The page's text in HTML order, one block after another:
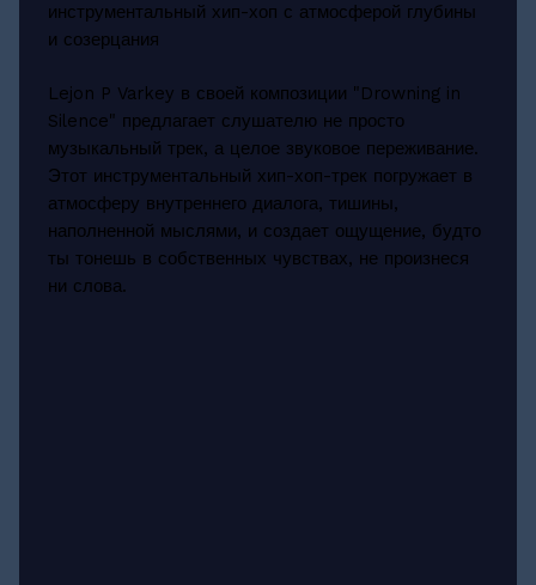
инструментальный хип-хоп с атмосферой глубины
и созерцания
Lejon P Varkey в своей композиции "Drowning in
Silence" предлагает слушателю не просто
музыкальный трек, а целое звуковое переживание.
Этот инструментальный хип-хоп-трек погружает в
атмосферу внутреннего диалога, тишины,
наполненной мыслями, и создает ощущение, будто
ты тонешь в собственных чувствах, не произнеся
ни слова.